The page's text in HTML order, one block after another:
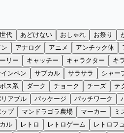
代 あどけない おしゃれ お祭り
アナログ アニメ アンチック体
リー キャッチー キャラクター キ
ンペン サブカル サラサラ シャー
ス系 ダーク チョーク チーズ テ
アブル パッケージ パッチワーク
プ マンドラゴラ農場 マーカー ミ
ル レトロ レトロゲーム レトロフ